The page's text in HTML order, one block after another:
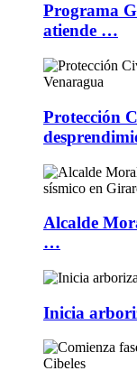
Programa
atiende …
Protección
Alcalde
…
Inicia